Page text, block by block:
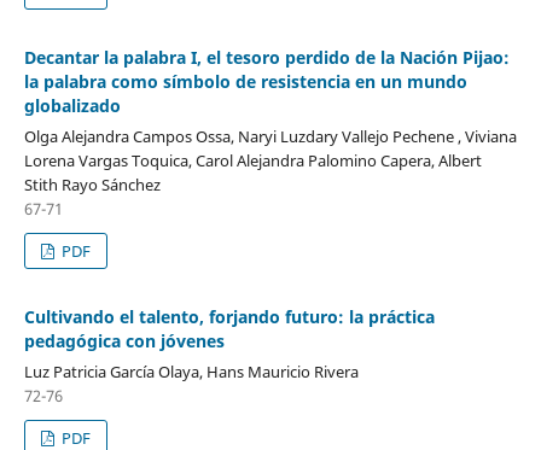
Decantar la palabra I, el tesoro perdido de la Nación Pijao:
la palabra como símbolo de resistencia en un mundo
globalizado
Olga Alejandra Campos Ossa, Naryi Luzdary Vallejo Pechene , Viviana
Lorena Vargas Toquica, Carol Alejandra Palomino Capera, Albert
Stith Rayo Sánchez
67-71
PDF
Cultivando el talento, forjando futuro: la práctica
pedagógica con jóvenes
Luz Patricia García Olaya, Hans Mauricio Rivera
72-76
PDF